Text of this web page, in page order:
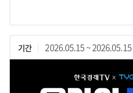
기간 2026.05.15 ~ 2026.05.15